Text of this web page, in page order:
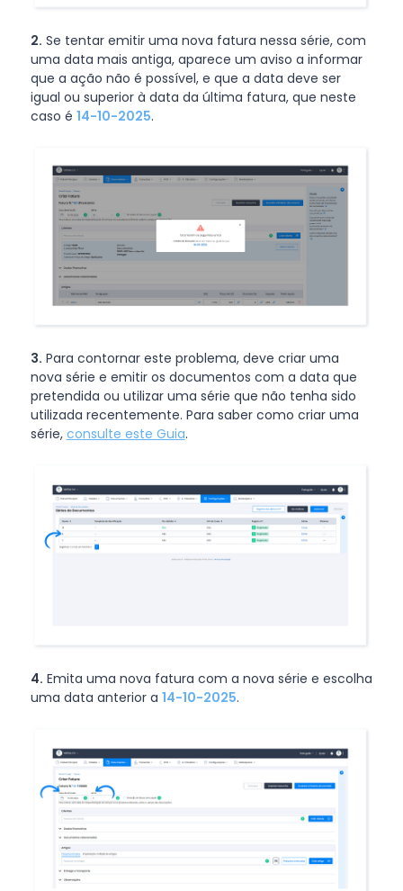
2. Se tentar emitir uma nova fatura nessa série, com
uma data mais antiga, aparece um aviso a informar
que a ação não é possível, e que a data deve ser
igual ou superior à data da última fatura, que neste
caso é 14-10-2025.
3. Para contornar este problema, deve criar uma
nova série e emitir os documentos com a data que
pretendida ou utilizar uma série que não tenha sido
utilizada recentemente. Para saber como criar uma
série, consulte este Guia.
4. Emita uma nova fatura com a nova série e escolha
uma data anterior a 14-10-2025.